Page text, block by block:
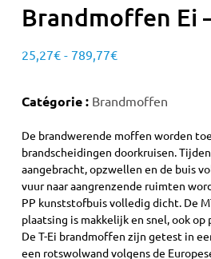
Brandmoffen Ei
25,27€ - 789,77€
Catégorie : Brandmoffen
De brandwerende moffen worden
brandscheidingen doorkruisen.
aangebracht, opzwellen en de buis
vuur naar aangrenzende ruimten
PP kunststofbuis volledig dicht. De
plaatsing is makkelijk en snel, ook
De T-Ei brandmoffen zijn getest in
een rotswolwand volgens de